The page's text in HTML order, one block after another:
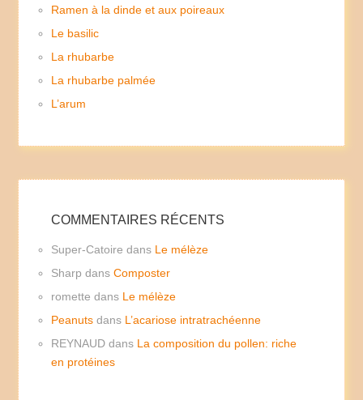
Ramen à la dinde et aux poireaux
Le basilic
La rhubarbe
La rhubarbe palmée
L’arum
COMMENTAIRES RÉCENTS
Super-Catoire dans Le mélèze
Sharp dansComposter
romette dans Le mélèze
Peanuts dans L’acariose intratrachéenne
REYNAUD dans La composition du pollen: riche
en protéines